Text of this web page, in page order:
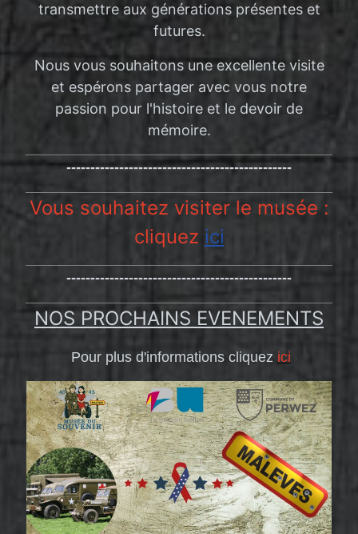
transmettre aux générations présentes et
futures.
Nous vous souhaitons une excellente visite
et espérons partager avec vous notre
passion pour l'histoire et le devoir de
mémoire.
-----------------------------------------------
Vous souhaitez visiter le musée :
cliquez ici
-----------------------------------------------
NOS PROCHAINS EVENEMENTS
Pour plus d'informations cliquez ici